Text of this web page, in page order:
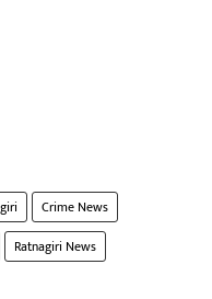
Crime News
Ratnagiri News